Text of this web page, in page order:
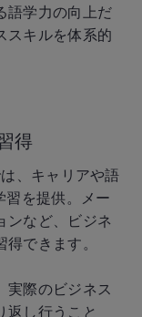
語学力の向上だ
スキルを体系的
得
、キャリアや語
習を提供。メー
ンなど、ビジネ
できます。
実際のビジネス
返し行うこと